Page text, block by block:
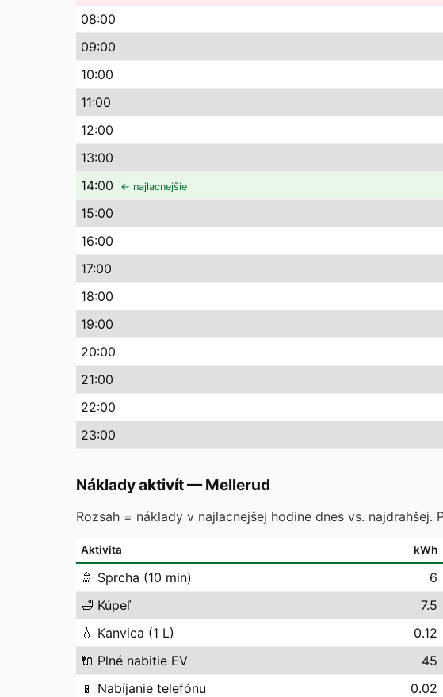
08:00
09:00
10:00
11:00
12:00
13:00
14:00 ← najlacnejšie
15:00
16:00
17:00
18:00
19:00
20:00
21:00
22:00
23:00
Náklady aktivít—Mellerud
Rozsah = náklady v najlacnejšej hodine dnes vs.
Aktivita kWh
🚿 Sprcha (10 min) 6
🛁 Kúpeľ 7.5
💧 Kanvica (1 L) 0.12
🔌 Plné nabitie EV 45
📱 Nabíjanie telefónu 0.02